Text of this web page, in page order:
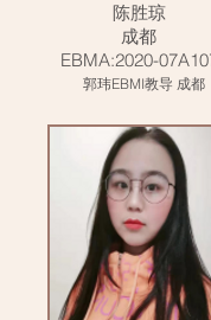
陈胜琼
成都
EBMA:2020-
郭玮EBMI教导 成都